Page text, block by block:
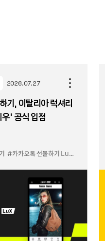
2026.07.27
기, 이탈리아 럭셔리
' 공식 입점
#카카오톡 선물하기 LuX 미우미우 입점